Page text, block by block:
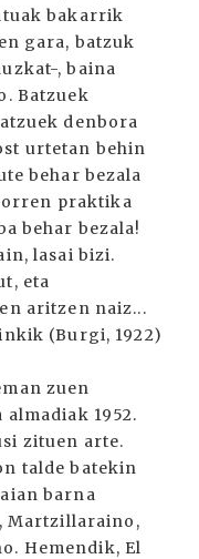
bakarrik
gara, batzuk
, baina
Batzuek
denbora
urtetan behin
behar bezala
praktika
behar bezala!
lasai bizi.
eta
aritzen naiz...
(Burgi, 1922)
zuen
1952.
zituen arte.
talde batekin
barna
Martzillaraino,
Hemendik, El